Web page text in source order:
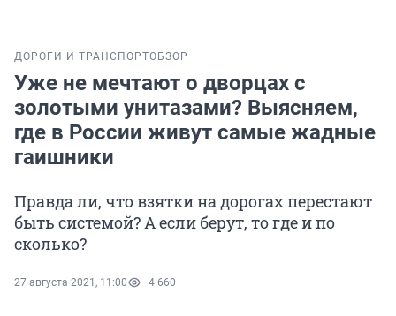
ДОРОГИ И ТРАНСПОРТОБЗОР
Уже не мечтают о дворцах с
золотыми унитазами? Выясняем,
где в России живут самые жадные
гаишники
Правда ли, что взятки на дорогах перестают
быть системой? А если берут, то где и по
сколько?
27 августа 2021, 11:00 4 660